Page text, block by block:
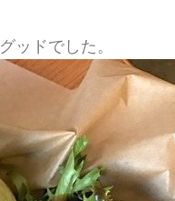
ッドでした。